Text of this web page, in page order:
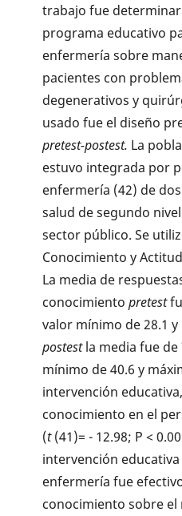
trabajo fue
programa educativo
enfermería sobre
pacientes con
degenerativos y
usado fue el diseño
pretest-postest. La
estuvo integrada por
enfermería (42) de
salud de segundo
sector público. Se
Conocimiento y
La media de
conocimientopretest
valor mínimo de 28.1
postestla media fue de
mínimo de 40.6 y
intervención
conocimiento en el
(t(41)= - 12.98; P <
intervención
enfermería fue
conocimiento sobre